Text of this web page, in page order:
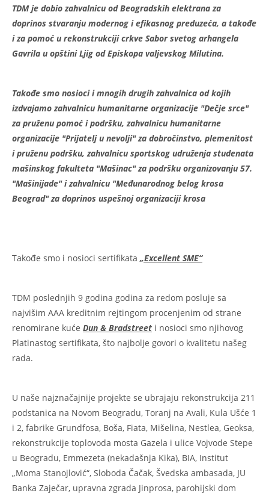
TDM je dobio zahvalnicu od Beogradskih elektrana za
doprinos stvaranju modernog i efikasnog preduzeća, a takođe
i za pomoć u rekonstrukciji crkve Sabor svetog arhangela
Gavrila u opštini Ljig od Episkopa valjevskog Milutina.
Takođe smo nosioci i mnogih drugih zahvalnica od kojih
izdvajamo zahvalnicu humanitarne organizacije "Dečje srce"
za pruženu pomoć i podršku, zahvalnicu humanitarne
organizacije "Prijatelj u nevolji"za dobročinstvo, plemenitost
i pruženu podršku, zahvalnicu sportskog udruženja studenata
mašinskog fakulteta "Mašinac"za podršku organizovanju 57.
"Mašinijade"i zahvalnicu "Međunarodnog belog krosa
Beograd"za doprinos uspešnoj organizaciji krosa
Takođe smo i nosioci sertifikata „Excellent SME“
TDM poslednjih 9 godina godina za redom posluje sa
najvišim AAA kreditnim rejtingom procenjenim od strane
renomirane kuće Dun & Bradstreet i nosioci smo njihovog
Platinastog sertifikata, što najbolje govori o kvalitetu našeg
rada.
U naše najznačajnije projekte se ubrajaju rekonstrukcija 211
podstanica na Novom Beogradu, Toranj na Avali, Kula Ušće 1
i 2, fabrike Grundfosa, Boša, Fiata, Mišelina, Nestlea, Geoksa,
rekonstrukcije toplovoda mosta Gazela i ulice Vojvode Stepe
u Beogradu, Emmezeta (nekadašnja Kika), BIA, Institut
„Moma Stanojlović“, Sloboda Čačak, Švedska ambasada, JU
Banka Zaječar, upravna zgrada Jinprosa, parohijski dom